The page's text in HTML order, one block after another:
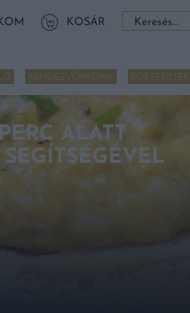
KOSÁR Keresés:
RENDEZVÉNYEINK BORTESZTEK
ALATT